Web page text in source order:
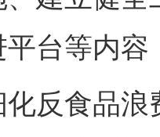
台等内
食品浪